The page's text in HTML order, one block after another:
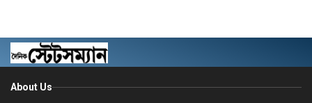
About Us